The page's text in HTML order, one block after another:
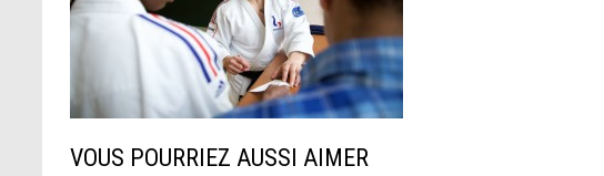
VOUS POURRIEZ AUSSI AIMER